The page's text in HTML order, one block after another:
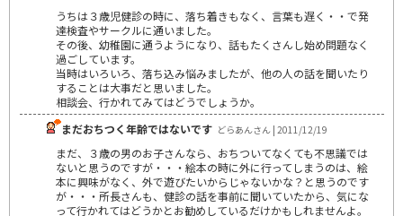
うちは３歳児健診の時に、落ち着きもなく、言葉も遅く・・で発
達検査やサークルに通いました。
その後、幼稚園に通うようになり、話もたくさんし始め問題なく
過ごしています。
当時はいろいろ、落ち込み悩みましたが、他の人の話を聞いたり
することは大事だと思いました。
相談会、行かれてみてはどうでしょうか。
まだおちつく年齢ではないです どらあんさん | 2011/12/19
まだ、３歳の男のお子さんなら、おちついてなくても不思議では
ないと思うのですが・・・絵本の時に外に行ってしまうのは、絵
本に興味がなく、外で遊びたいからじゃないかな？と思うのです
が・・・所長さんも、健診の話を事前に聞いていたから、気にな
って行かれてはどうかとお勧めしているだけかもしれませんよ。